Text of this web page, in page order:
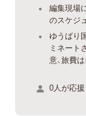
編集現場
のスケジ
ゆうばり
ミネート
意、旅費
0人が応援